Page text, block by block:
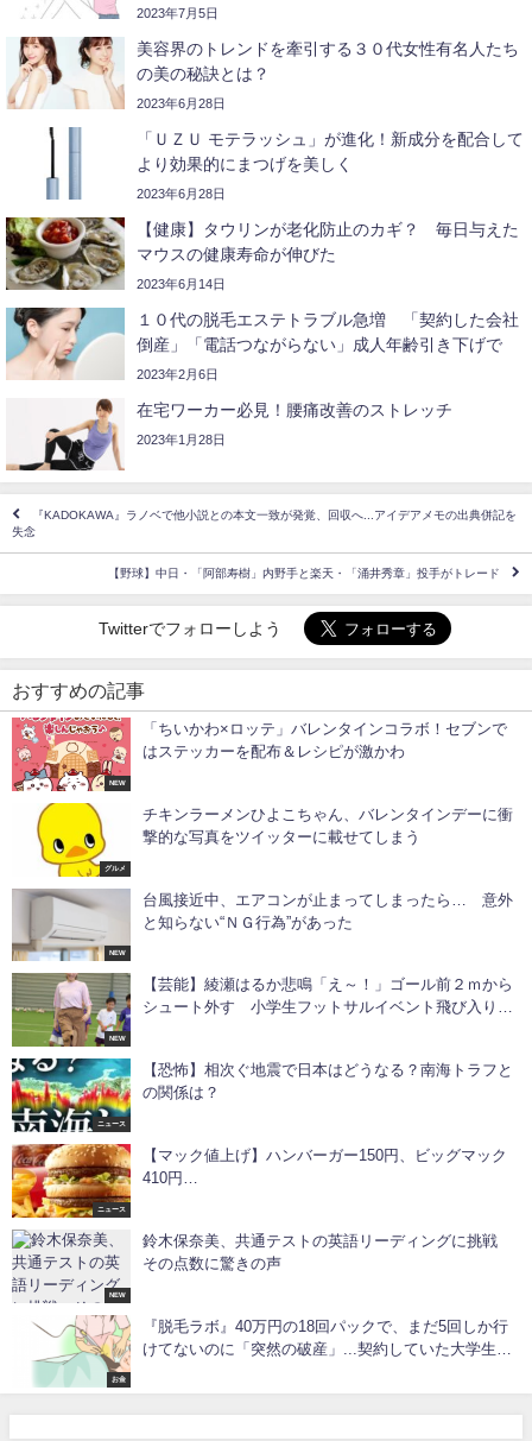
2023年7月5日
美容界のトレンドを牽引する３０代女性有名人たち
の美の秘訣とは？
2023年6月28日
「ＵＺＵ モテラッシュ」が進化！新成分を配合して
より効果的にまつげを美しく
2023年6月28日
【健康】タウリンが老化防止のカギ？ 毎日与えた
マウスの健康寿命が伸びた
2023年6月14日
１０代の脱毛エステトラブル急増 「契約した会社
倒産」「電話つながらない」成人年齢引き下げで
2023年2月6日
在宅ワーカー必見！腰痛改善のストレッチ
2023年1月28日
『KADOKAWA』ラノベで他小説との本文一致が発覚、回収へ...アイデアメモの出典併記を
失念
【野球】中日・「阿部寿樹」内野手と楽天・「涌井秀章」投手がトレード
Twitterでフォローしよう
おすすめの記事
NEW
「ちいかわ×ロッテ」バレンタインコラボ！セブンで
はステッカーを配布＆レシピが激かわ
グルメ
チキンラーメンひよこちゃん、バレンタインデーに衝
撃的な写真をツイッターに載せてしまう
NEW
台風接近中、エアコンが止まってしまったら… 意外
と知らない“ＮＧ行為”があった
NEW
【芸能】綾瀬はるか悲鳴「え～！」ゴール前２ｍから
シュート外す 小学生フットサルイベント飛び入り参
ニュース
【恐怖】相次ぐ地震で日本はどうなる？南海トラフと
の関係は？
ニュース
【マック値上げ】ハンバーガー150円、ビッグマック
410円…
NEW
鈴木保奈美、共通テストの英語リーディングに挑戦
その点数に驚きの声
お金
『脱毛ラボ』40万円の18回パックで、まだ5回しか行
けてないのに「突然の破産」...契約していた大学生の